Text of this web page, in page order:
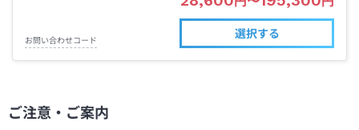
お問い合わせコード
選択する
ご注意・ご案内